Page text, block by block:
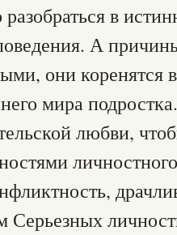
в
А
они коренятся
мира
любви,
Серьезных